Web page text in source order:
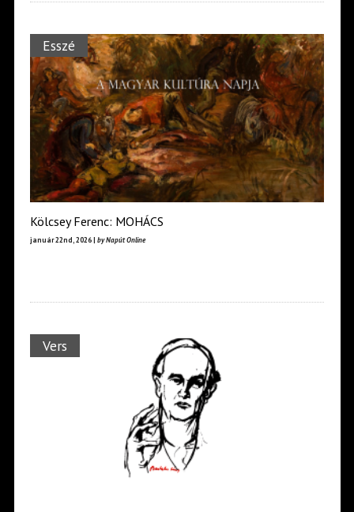
Esszé
Kölcsey Ferenc: MOHÁCS
január 22nd, 2026 | by Napút Online
Vers